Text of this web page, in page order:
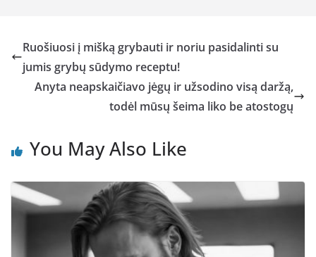
Ruošiuosi į mišką grybauti ir noriu pasidalinti su
jumis grybų sūdymo receptu!
Anyta neapskaičiavo jėgų ir užsodino visą daržą,
todėl mūsų šeima liko be atostogų
You May Also Like